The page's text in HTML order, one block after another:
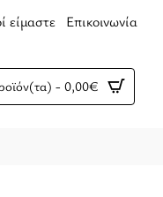
είμαστε Επικοινωνία
- 0,00€